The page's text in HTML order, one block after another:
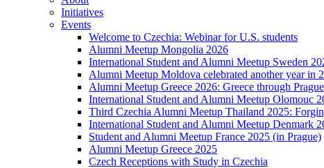
Initiatives
Events
Welcome to Czechia: Webinar for U.S. students
Alumni Meetup Mongolia 2026
International Student and Alumni Meetup Sweden
Alumni Meetup Moldova celebrated another year in
Alumni Meetup Greece 2026: Greece through
International Student and Alumni Meetup Olomouc
Third Czechia Alumni Meetup Thailand 2025:
International Student and Alumni Meetup Denmark
Student and Alumni Meetup France 2025 (in Prague)
Alumni Meetup Greece 2025
Czech Receptions with Study in Czechia